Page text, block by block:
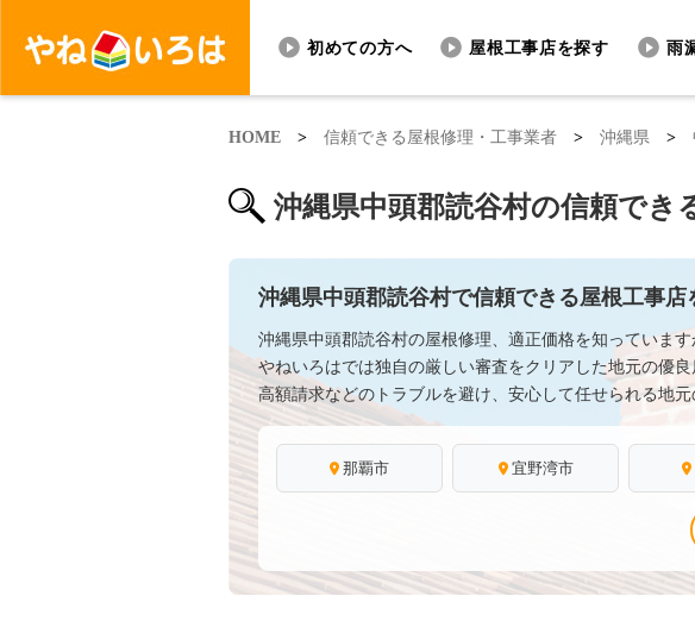
初めての方へ 屋根工事店を探す 雨
HOME > 信頼できる屋根修理・工事業者 > 沖縄県 >
沖縄県中頭郡読谷村の信頼でき
沖縄県中頭郡読谷村で信頼できる屋根工事店
沖縄県中頭郡読谷村の屋根修理、適正価格を知っています
やねいろはでは独自の厳しい審査をクリアした地元の優良
高額請求などのトラブルを避け、安心して任せられる地元
那覇市 宜野湾市